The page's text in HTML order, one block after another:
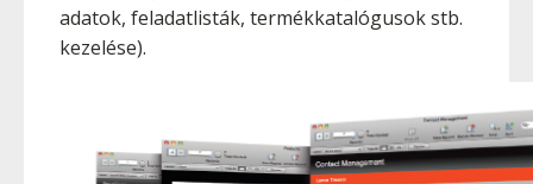
adatok, feladatlisták, termékkatalógusok stb.
kezelése).